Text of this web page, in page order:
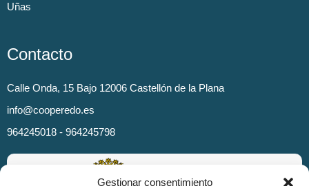
Gestionar consentimiento
Uñas
Contacto
Calle Onda, 15 Bajo 12006 Castellón de la Plana
info@cooperedo.es
964245018 - 964245798